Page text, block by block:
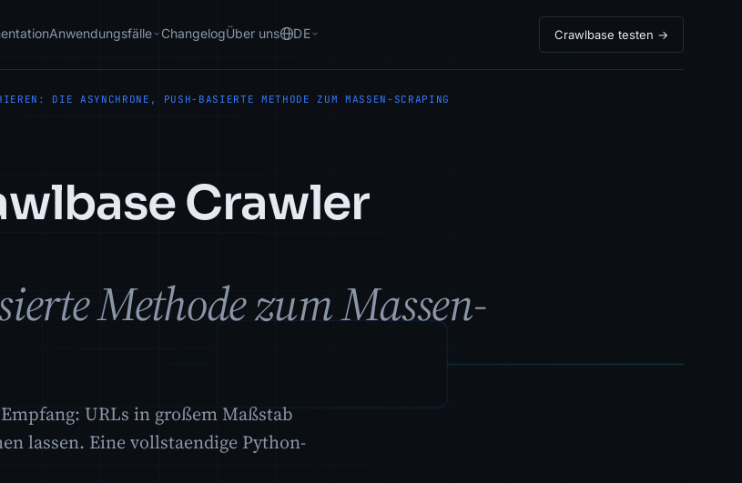
Anwendungsfälle ChangelogÜber uns DE Crawlbase testen →
DIE ASYNCHRONE, PUSH-BASIERTE METHODE ZUM MASSEN-SCRAPING
Crawler
Methode zum Massen-
URLs in großem Maßstab
lassen. Eine vollstaendige Python-